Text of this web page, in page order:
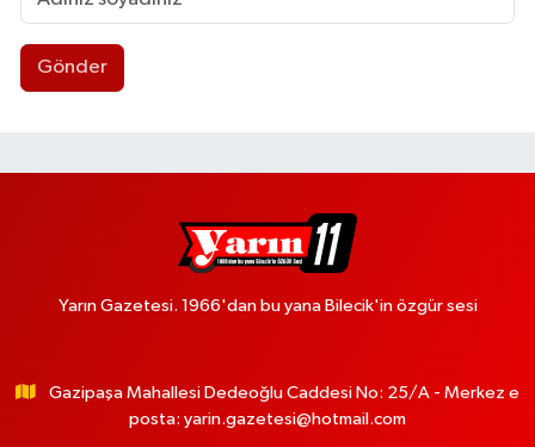
Gönder
Yarın Gazetesi. 1966'dan bu yana Bilecik'in özgür sesi
Gazipaşa Mahallesi Dedeoğlu Caddesi No: 25/A - Merkez e
posta: yarin.gazetesi@hotmail.com